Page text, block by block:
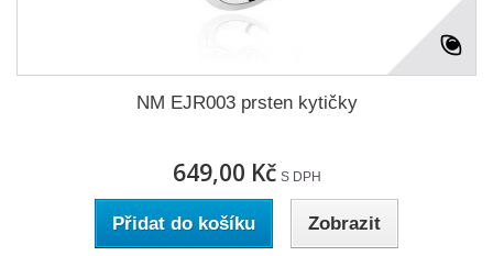
NM EJR003 prsten kytičky
649,00 Kč S DPH
Přidat do košíku Zobrazit